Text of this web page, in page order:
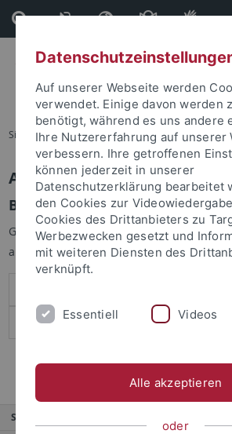
Direkt
zum
Inhalt
Direkt
zur
Fußleiste
Sie sind hier: Startseite
Anmelden
Benutzeranmeldung
Geben Sie Ihren Benutzernamen und Ihr
anzumelden:
Service
Auf unserer Webseite werden
verwendet. Einige davon werden
benötigt, während es uns andere
Ihre Nutzererfahrung auf unserer
verbessern. Ihre getroffenen
können jederzeit in unserer
Datenschutzerklärung bearbeitet
den Cookies zur
Cookies des Drittanbieters zu
Werbezwecken gesetzt und
mit weiteren Diensten des
verknüpft.
Essentiell Videos
Alle akzeptieren
oder